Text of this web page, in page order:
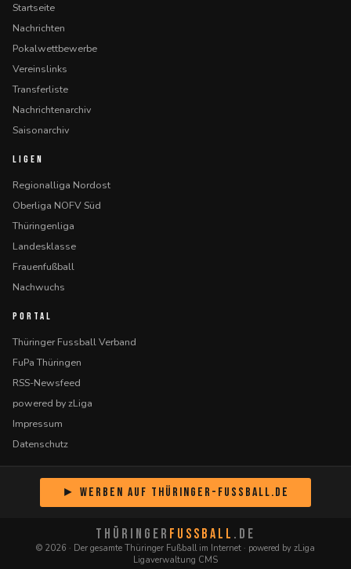
Startseite
Nachrichten
Pokalwettbewerbe
Vereinslinks
Transferliste
Nachrichtenarchiv
Saisonarchiv
LIGEN
Regionalliga Nordost
Oberliga NOFV Süd
Thüringenliga
Landesklasse
Frauenfußball
Nachwuchs
PORTAL
Thüringer Fussball Verband
FuPa Thüringen
RSS-Newsfeed
powered by zLiga
Impressum
Datenschutz
► Werben auf Thüringer-Fussball.de
THÜRINGER FUSSBALL .DE
© 2026 · Der gesamte Thüringer Fußball im Internet · powered by zLiga
Ligaverwaltung CMS